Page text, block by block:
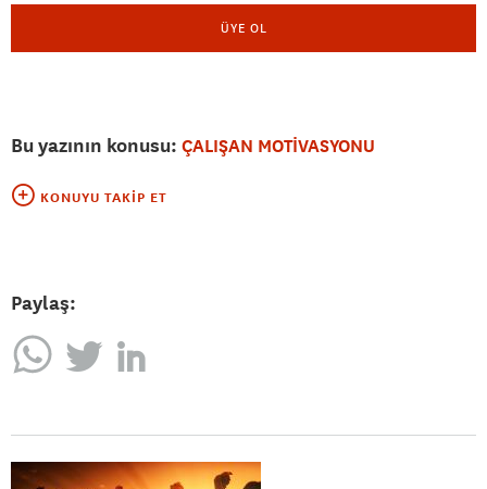
ÜYE OL
Bu yazının konusu: ÇALIŞAN MOTİVASYONU
KONUYU TAKIP ET
Paylaş: